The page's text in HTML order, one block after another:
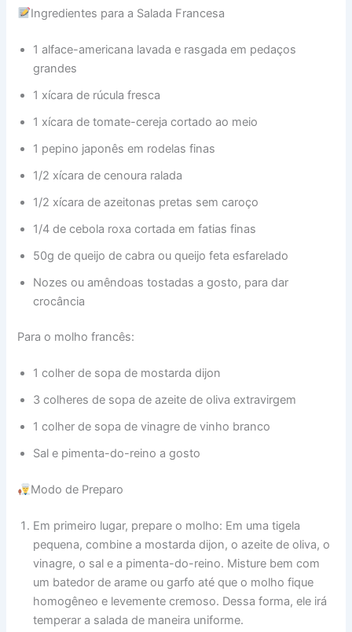
Ingredientes para a Salada Francesa
1 alface-americana lavada e rasgada em pedaços
grandes
1 xícara de rúcula fresca
1 xícara de tomate-cereja cortado ao meio
1 pepino japonês em rodelas finas
1/2 xícara de cenoura ralada
1/2 xícara de azeitonas pretas sem caroço
1/4 de cebola roxa cortada em fatias finas
50g de queijo de cabra ou queijo feta esfarelado
Nozes ou amêndoas tostadas a gosto, para dar
crocância
Para o molho francês:
1 colher de sopa de mostarda dijon
3 colheres de sopa de azeite de oliva extravirgem
1 colher de sopa de vinagre de vinho branco
Sal e pimenta-do-reino a gosto
Modo de Preparo
Em primeiro lugar, prepare o molho: Em uma tigela
pequena, combine a mostarda dijon, o azeite de oliva, o
vinagre, o sal e a pimenta-do-reino. Misture bem com
um batedor de arame ou garfo até que o molho fique
homogêneo e levemente cremoso. Dessa forma, ele irá
temperar a salada de maneira uniforme.